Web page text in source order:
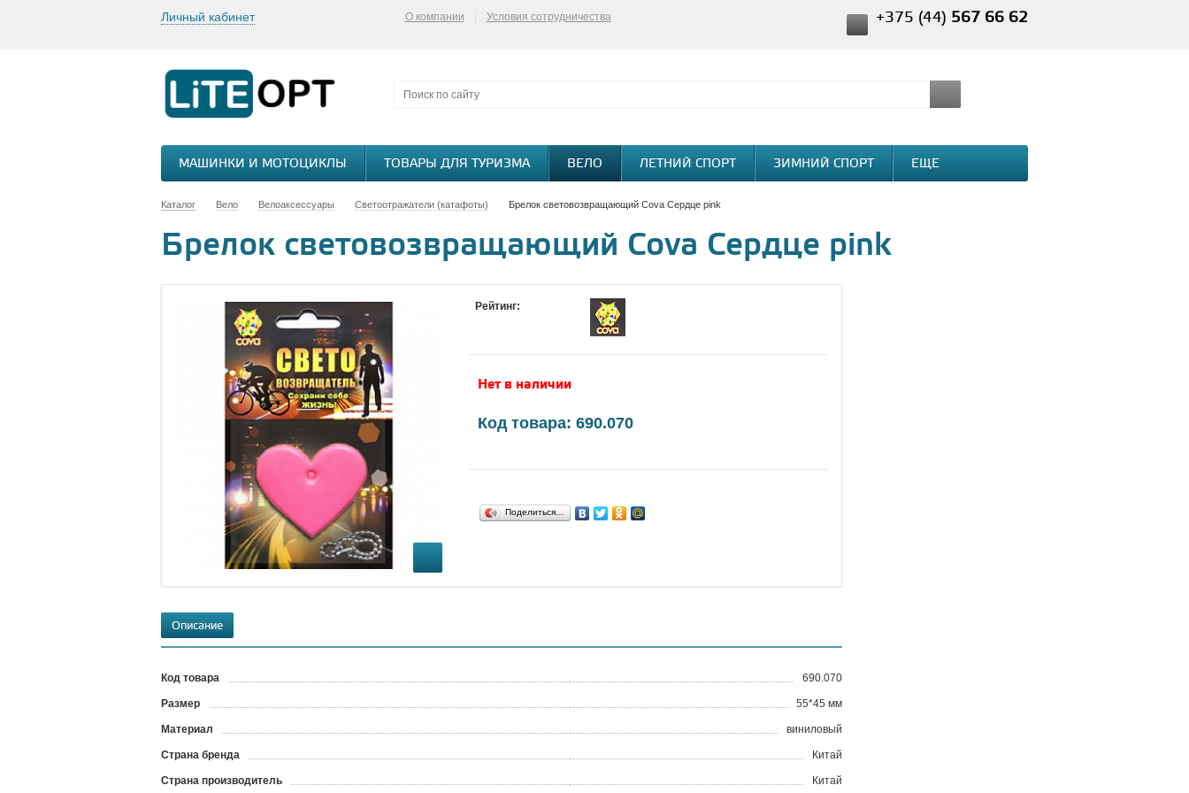
Личный кабинет О компании Условия сотрудничества +375 (44) 567 66 62
МАШИНКИ И МОТОЦИКЛЫ ТОВАРЫ ДЛЯ ТУРИЗМА ВЕЛО ЛЕТНИЙ СПОРТ ЗИМНИЙ СПОРТ ЕЩЕ
Каталог Вело Велоаксессуары Светоотражатели (катафоты) Брелок световозвращающий Cova Сердце pink
Брелок световозвращающий Cova Сердце pink
Рейтинг:
Нет в наличии
Код товара: 690.070
Поделиться…
Описание
Код товара 690.070
Размер 55*45 мм
Материал виниловый
Страна бренда Китай
Страна производитель Китай